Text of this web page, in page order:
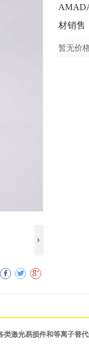
材销售
暂无价
类激光易损件和等离子替